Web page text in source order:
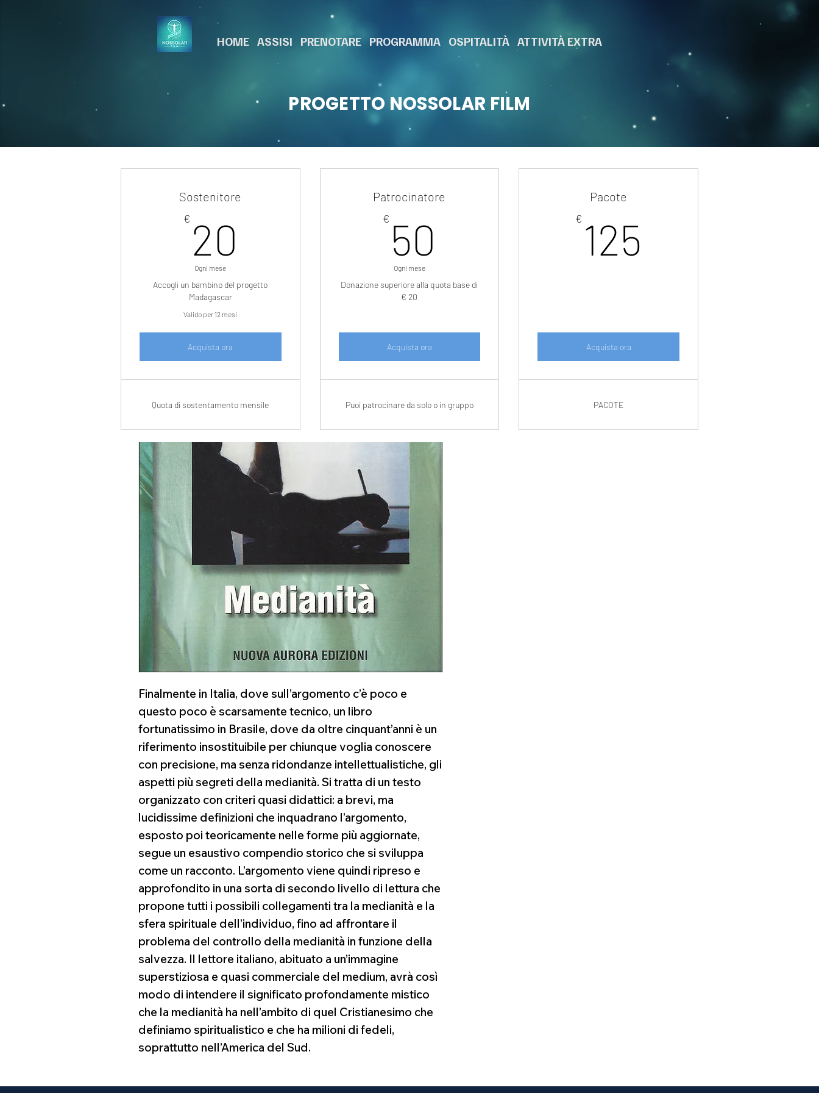
HOME ASSISI PRENOTARE PROGRAMMA OSPITALITÀ ATTIVITÀ EXTRA
PROGETTO NOSSOLAR FILM
Finalmente in Italia, dove sull’argomento c’è poco e
questo poco è scarsamente tecnico, un libro
fortunatissimo in Brasile, dove da oltre cinquant’anni è un
riferimento insostituibile per chiunque voglia conoscere
con precisione, ma senza ridondanze intellettualistiche, gli
aspetti più segreti della medianità. Si tratta di un testo
organizzato con criteri quasi didattici: a brevi, ma
lucidissime definizioni che inquadrano l’argomento,
esposto poi teoricamente nelle forme più aggiornate,
segue un esaustivo compendio storico che si sviluppa
come un racconto. L’argomento viene quindi ripreso e
approfondito in una sorta di secondo livello di lettura che
propone tutti i possibili collegamenti tra la medianità e la
sfera spirituale dell’individuo, fino ad affrontare il
problema del controllo della medianità in funzione della
salvezza. Il lettore italiano, abituato a un’immagine
superstiziosa e quasi commerciale del medium, avrà così
modo di intendere il significato profondamente mistico
che la medianità ha nell’ambito di quel Cristianesimo che
definiamo spiritualistico e che ha milioni di fedeli,
soprattutto nell’America del Sud.
12,00 €
Sostenitore
€ 20
Ogni mese
Accogli un bambino del progetto
Madagascar
Valido per 12 mesi
Acquista ora
Quota di sostentamento mensile
Patrocinatore
€ 50
Ogni mese
Donazione superiore alla quota base di
€ 20
Acquista ora
Puoi patrocinare da solo o in gruppo
Pacote
€ 125
Acquista ora
PACOTE